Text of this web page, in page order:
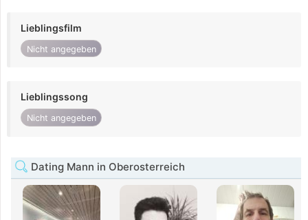
Lieblingsfilm
Nicht angegeben
Lieblingssong
Nicht angegeben
Dating Mann in Oberosterreich